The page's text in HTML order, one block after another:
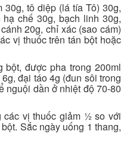
tô diệp (lá tía Tô) 30g,
chế 30g, bạch linh 30g,
20g, chỉ xác (sao cám)
vị thuốc trên tán bột hoặc
bột, được pha trong 200ml
đại táo 4g (đun sôi trong
nguội dần ở nhiệt độ 70-80
các vị thuốc giảm ½ so với
Sắc ngày uống 1 thang,